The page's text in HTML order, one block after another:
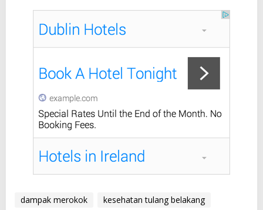
dampak merokok
kesehatan tulang belakang